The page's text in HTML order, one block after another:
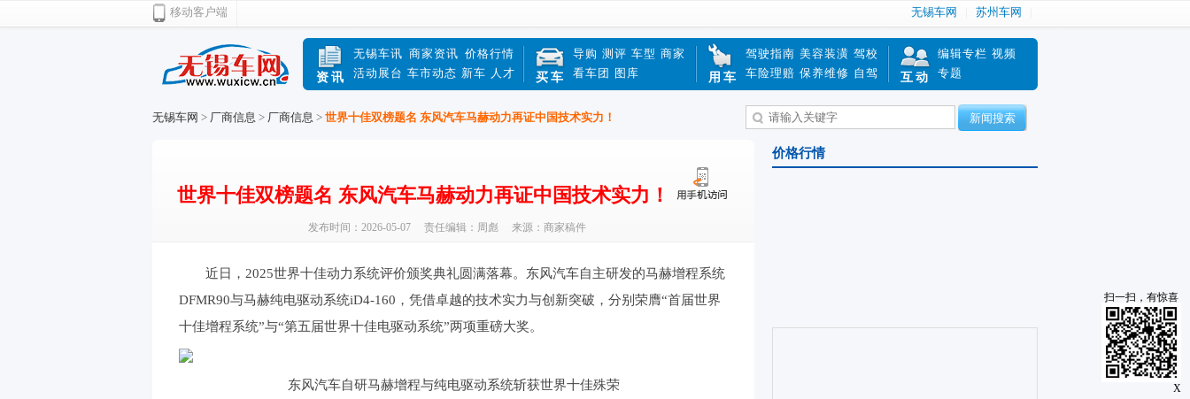
移动客户端 无锡车网 苏州车网
资讯
无锡车讯 商家资讯 价格行情
活动展台 车市动态 新车 人才 买车
导购 测评 车型 商家
看车团
图库 用车
驾驶指南 美容装潢 驾校
车险理赔 保养维修 自驾 互动
编辑专栏 视频
专题
无锡车网 > 厂商信息 > 厂商信息 > 世界十佳双榜题名 东风汽车马赫动力再证中国技术实力！ 新闻搜索
世界十佳双榜题名 东风汽车马赫动力再证中国技术实力！
发布时间：2026-05-07 责任编辑：周彪 来源：商家稿件
近日，2025世界十佳动力系统评价颁奖典礼圆满落幕。东风汽车自主研发的马赫增程系统
DFMR90与马赫纯电驱动系统iD4-160，凭借卓越的技术实力与创新突破，分别荣膺“首届世界
十佳增程系统”与“第五届世界十佳电驱动系统”两项重磅大奖。
东风汽车自研马赫增程与纯电驱动系统斩获世界十佳殊荣
价格行情
扫一扫，有惊喜
X